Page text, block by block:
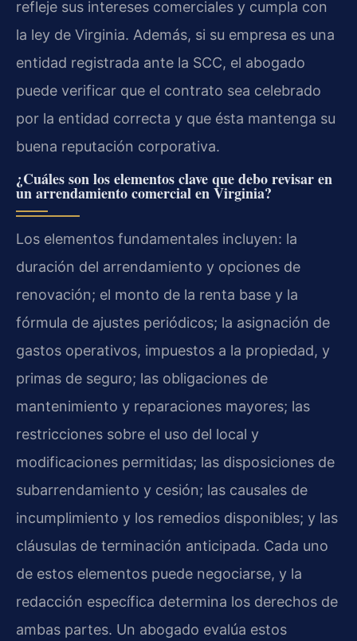
refleje sus intereses comerciales y cumpla con
la ley de Virginia. Además, si su empresa es una
entidad registrada ante la SCC, el abogado
puede verificar que el contrato sea celebrado
por la entidad correcta y que ésta mantenga su
buena reputación corporativa.
¿Cuáles son los elementos clave que debo revisar en
un arrendamiento comercial en Virginia?
Los elementos fundamentales incluyen: la
duración del arrendamiento y opciones de
renovación; el monto de la renta base y la
fórmula de ajustes periódicos; la asignación de
gastos operativos, impuestos a la propiedad, y
primas de seguro; las obligaciones de
mantenimiento y reparaciones mayores; las
restricciones sobre el uso del local y
modificaciones permitidas; las disposiciones de
subarrendamiento y cesión; las causales de
incumplimiento y los remedios disponibles; y las
cláusulas de terminación anticipada. Cada uno
de estos elementos puede negociarse, y la
redacción específica determina los derechos de
ambas partes. Un abogado evalúa estos